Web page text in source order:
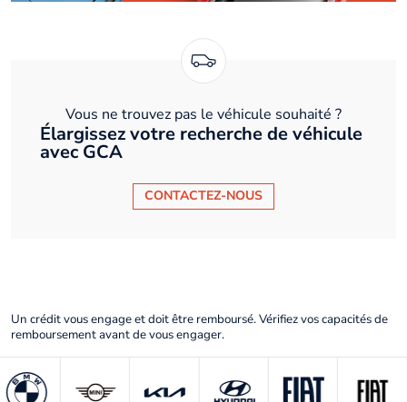
Vous ne trouvez pas le véhicule souhaité ?
Élargissez votre recherche de véhicule
avec GCA
CONTACTEZ-NOUS
Un crédit vous engage et doit être remboursé. Vérifiez vos capacités de
remboursement avant de vous engager.